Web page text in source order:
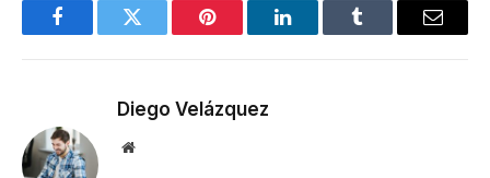
FacebookTwitter Pinterest LinkedInTumblr Email
Diego Velázquez
Website